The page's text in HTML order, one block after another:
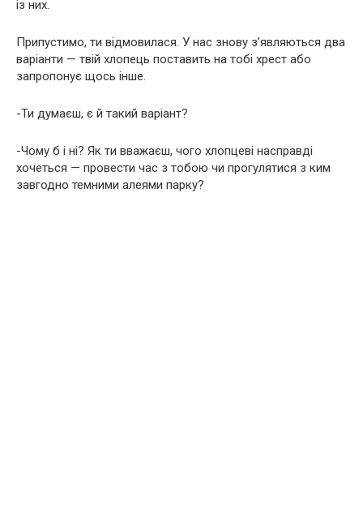
із них.
Припустимо, ти відмовилася. У нас знову з’являються два
варіанти — твій хлопець поставить на тобі хрест або
запропонує щось інше.
-Ти думаєш, є й такий варіант?
-Чому б і ні? Як ти вважаєш, чого хлопцеві насправді
хочеться — провести час з тобою чи прогулятися з ким
завгодно темними алеями парку?